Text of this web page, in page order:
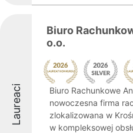
Laureaci
Biuro
o.o.
Biuro Rachunkowe
nowoczesna firma
zlokalizowana w
w kompleksowej